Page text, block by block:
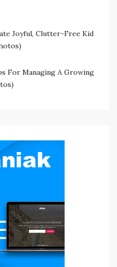
Joyful, Clutter-Free Kid
For Managing A Growing